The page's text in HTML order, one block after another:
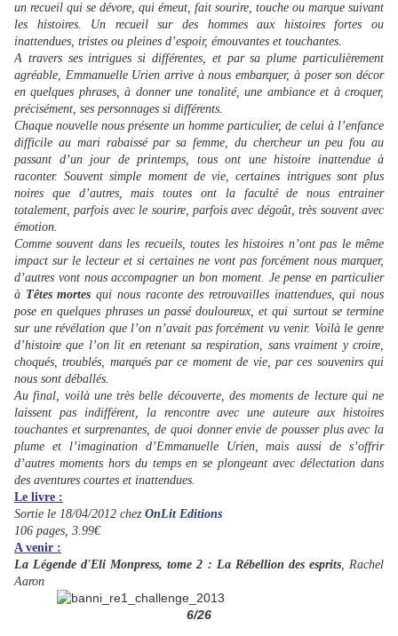
un recueil qui se dévore, qui émeut, fait sourire, touche ou marque suivant
les histoires. Un recueil sur des hommes aux histoires fortes ou
inattendues, tristes ou pleines d’espoir, émouvantes et touchantes.
A travers ses intrigues si différentes, et par sa plume particulièrement
agréable, Emmanuelle Urien arrive à nous embarquer, à poser son décor
en quelques phrases, à donner une tonalité, une ambiance et à croquer,
précisément, ses personnages si différents.
Chaque nouvelle nous présente un homme particulier, de celui à l’enfance
difficile au mari rabaissé par sa femme, du chercheur un peu fou au
passant d’un jour de printemps, tous ont une histoire inattendue à
raconter. Souvent simple moment de vie, certaines intrigues sont plus
noires que d’autres, mais toutes ont la faculté de nous entrainer
totalement, parfois avec le sourire, parfois avec dégoût, très souvent avec
émotion.
Comme souvent dans les recueils, toutes les histoires n’ont pas le même
impact sur le lecteur et si certaines ne vont pas forcément nous marquer,
d’autres vont nous accompagner un bon moment. Je pense en particulier
à Têtes mortes qui nous raconte des retrouvailles inattendues, qui nous
pose en quelques phrases un passé douloureux, et qui surtout se termine
sur une révélation que l’on n’avait pas forcément vu venir. Voilà le genre
d’histoire que l’on lit en retenant sa respiration, sans vraiment y croire,
choqués, troublés, marqués par ce moment de vie, par ces souvenirs qui
nous sont déballés.
Au final, voilà une très belle découverte, des moments de lecture qui ne
laissent pas indifférent, la rencontre avec une auteure aux histoires
touchantes et surprenantes, de quoi donner envie de pousser plus avec la
plume et l’imagination d’Emmanuelle Urien, mais aussi de s’offrir
d’autres moments hors du temps en se plongeant avec délectation dans
des aventures courtes et inattendues.
Le livre :
Sortie le 18/04/2012 chez OnLit Editions
106 pages, 3.99€
A venir :
La Légende d'Eli Monpress, tome 2 : La Rébellion des esprits, Rachel
Aaron
6/26